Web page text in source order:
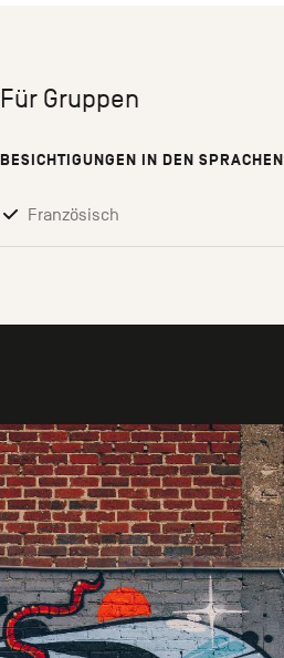
Für Gruppen
BESICHTIGUNGEN IN DEN SPRACHEN
Französisch